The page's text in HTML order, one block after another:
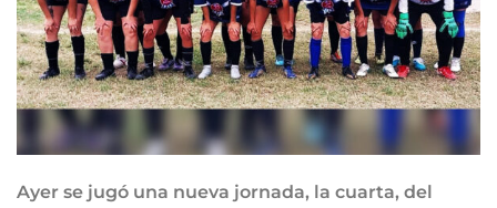
Ayer se jugó una nueva jornada, la cuarta, del